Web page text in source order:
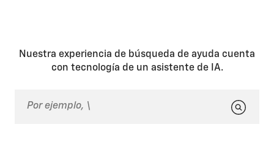
Nuestra experiencia de búsqueda de ayuda cuenta
con tecnología de un asistente de IA.